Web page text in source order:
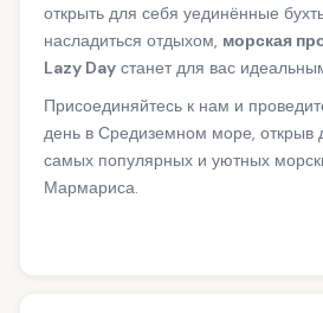
открыть для себя уединённые
насладиться отдыхом, морская
Lazy Day станет для вас
Присоединяйтесь к нам и
день в Средиземном море, открыв
самых популярных и уютных
Мармариса.